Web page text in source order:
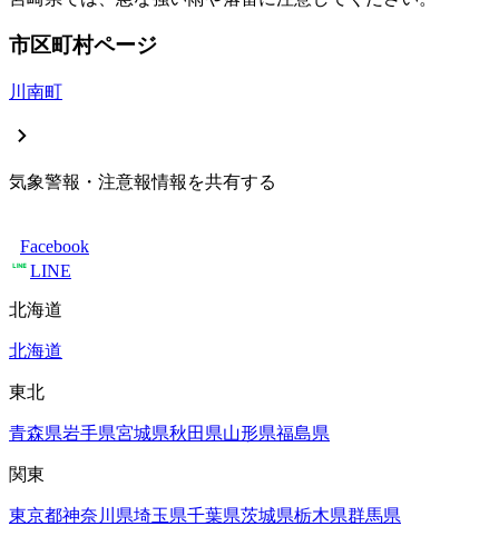
市区町村ページ
川南町
気象警報・注意報情報を共有する
Facebook
LINE
北海道
北海道
東北
青森県岩手県宮城県秋田県山形県福島県
関東
東京都神奈川県埼玉県千葉県茨城県栃木県群馬県